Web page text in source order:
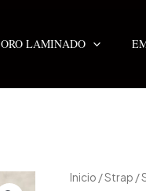
ORO LAMINADO
Inicio /Strap /
STRAP